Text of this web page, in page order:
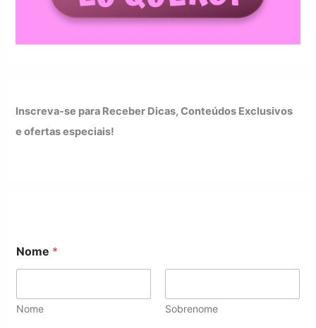
Inscreva-se para Receber Dicas, Conteúdos Exclusivos
e ofertas especiais!
N
o
*
Nome *
Nome Sobrenome